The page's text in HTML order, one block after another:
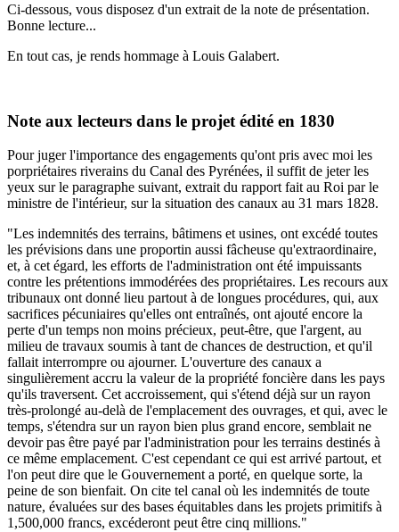
Ci-dessous, vous disposez d'un extrait de la note de présentation.
Bonne lecture...
En tout cas, je rends hommage à Louis Galabert.
Note aux lecteurs dans le projet édité en 1830
Pour juger l'importance des engagements qu'ont pris avec moi les
porpriétaires riverains du Canal des Pyrénées, il suffit de jeter les
yeux sur le paragraphe suivant, extrait du rapport fait au Roi par le
ministre de l'intérieur, sur la situation des canaux au 31 mars 1828.
"Les indemnités des terrains, bâtimens et usines, ont excédé toutes
les prévisions dans une proportin aussi fâcheuse qu'extraordinaire,
et, à cet égard, les efforts de l'administration ont été impuissants
contre les prétentions immodérées des propriétaires. Les recours aux
tribunaux ont donné lieu partout à de longues procédures, qui, aux
sacrifices pécuniaires qu'elles ont entraînés, ont ajouté encore la
perte d'un temps non moins précieux, peut-être, que l'argent, au
milieu de travaux soumis à tant de chances de destruction, et qu'il
fallait interrompre ou ajourner. L'ouverture des canaux a
singulièrement accru la valeur de la propriété foncière dans les pays
qu'ils traversent. Cet accroissement, qui s'étend déjà sur un rayon
très-prolongé au-delà de l'emplacement des ouvrages, et qui, avec le
temps, s'étendra sur un rayon bien plus grand encore, semblait ne
devoir pas être payé par l'administration pour les terrains destinés à
ce même emplacement. C'est cependant ce qui est arrivé partout, et
l'on peut dire que le Gouvernement a porté, en quelque sorte, la
peine de son bienfait. On cite tel canal où les indemnités de toute
nature, évaluées sur des bases équitables dans les projets primitifs à
1,500,000 francs, excéderont peut être cinq millions."